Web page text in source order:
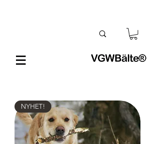
NYHET!